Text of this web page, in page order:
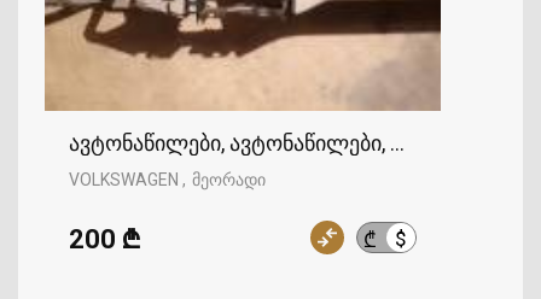
ავტონაწილები, ავტონაწილები, VOLKSWAGEN
VOLKSWAGEN მეორადი
₾ $
200 ₾